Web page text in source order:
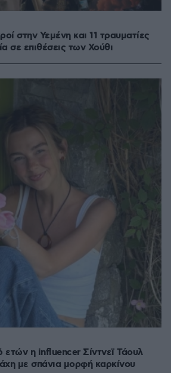
στην Υεμένη και 11 τραυματίες
σε επιθέσεις των Χούθι
ετών η influencer Σίντνεϊ Τάουλ
με σπάνια μορφή καρκίνου